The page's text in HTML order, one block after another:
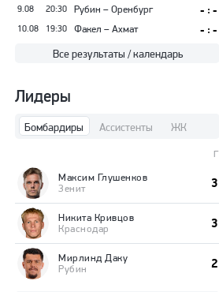
9.08 20:30 Рубин – Оренбург - : -
10.08 19:30 Факел – Ахмат
- : -
Все результаты / календарь
Лидеры
Бомбардиры Ассистенты ЖК
Г
Максим Глушенков
Зенит
3
Никита Кривцов
Краснодар
3
Мирлинд Даку
Рубин
2